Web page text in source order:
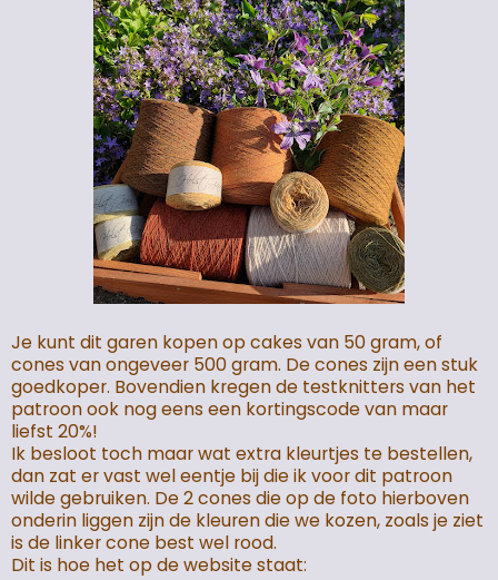
Je kunt dit garen kopen op cakes van 50 gram, of
cones van ongeveer 500 gram. De cones zijn een stuk
goedkoper. Bovendien kregen de testknitters van het
patroon ook nog eens een kortingscode van maar
liefst 20%!
Ik besloot toch maar wat extra kleurtjes te bestellen,
dan zat er vast wel eentje bij die ik voor dit patroon
wilde gebruiken. De 2 cones die op de foto hierboven
onderin liggen zijn de kleuren die we kozen, zoals je ziet
is de linker cone best wel rood.
Dit is hoe het op de website staat: